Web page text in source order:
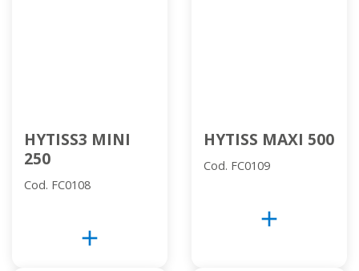
HYTISS3 MINI
250
Cod. FC0108
add
HYTISS MAXI 500
Cod. FC0109
add